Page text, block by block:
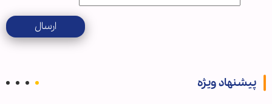
ارسال
پیشنهاد ویژه